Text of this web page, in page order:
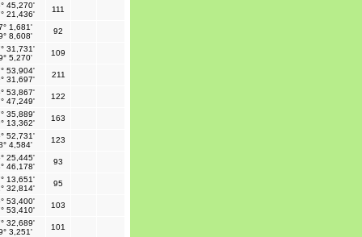
45,270'
21,436'
111
1,681'
8,608'
92
31,731'
5,270'
109
53,904'
31,697'
211
53,867'
47,249'
122
35,889'
13,362'
163
52,731'
4,584'
123
25,445'
46,178'
93
13,651'
32,814'
95
53,400'
53,410'
103
32,689'
3,251'
101